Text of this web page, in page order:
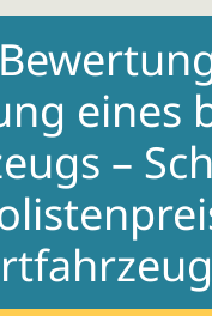
eines
–